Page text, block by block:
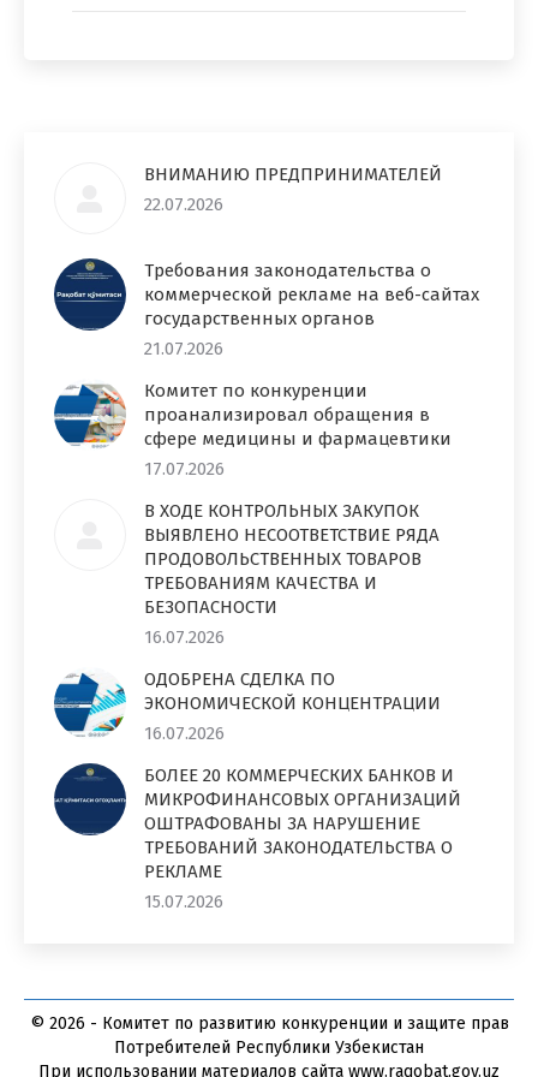
ВНИМАНИЮ ПРЕДПРИНИМАТЕЛЕЙ
22.07.2026
Требования законодательства о
коммерческой рекламе на веб-сайтах
государственных органов
21.07.2026
Комитет по конкуренции
проанализировал обращения в
сфере медицины и фармацевтики
17.07.2026
В ХОДЕ КОНТРОЛЬНЫХ ЗАКУПОК
ВЫЯВЛЕНО НЕСООТВЕТСТВИЕ РЯДА
ПРОДОВОЛЬСТВЕННЫХ ТОВАРОВ
ТРЕБОВАНИЯМ КАЧЕСТВА И
БЕЗОПАСНОСТИ
16.07.2026
ОДОБРЕНА СДЕЛКА ПО
ЭКОНОМИЧЕСКОЙ КОНЦЕНТРАЦИИ
16.07.2026
БОЛЕЕ 20 КОММЕРЧЕСКИХ БАНКОВ И
МИКРОФИНАНСОВЫХ ОРГАНИЗАЦИЙ
ОШТРАФОВАНЫ ЗА НАРУШЕНИЕ
ТРЕБОВАНИЙ ЗАКОНОДАТЕЛЬСТВА О
РЕКЛАМЕ
15.07.2026
© 2026 - Комитет по развитию конкуренции и защите прав
Потребителей Республики Узбекистан
При использовании материалов сайта www.raqobat.gov.uz